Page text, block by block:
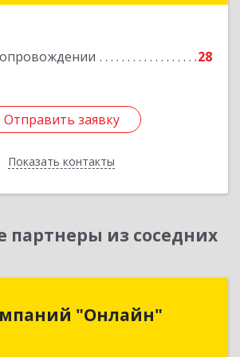
28
Отправить заявку
Показать контакты
Отправить заявку
Назад
из соседних
"Онлайн"
компаний "Онлайн"
Респ, г.о. город Уфа, Уфа